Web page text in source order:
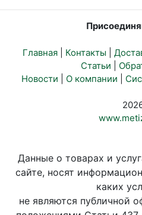
Главная Контакты
Статьи
Новости
О компании
Данные о товарах и
сайте, носят
каких
не являются публичной